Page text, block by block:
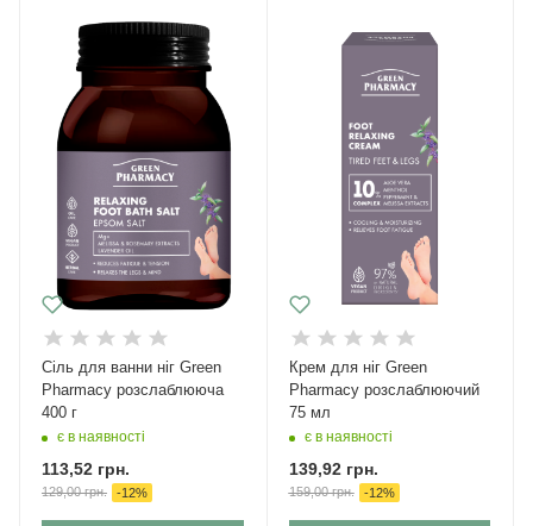
Сіль для ванни ніг Green
Рharmacy розслаблююча
400 г
є в наявності
113,52 грн.
129,00грн. -12%
Крем для ніг Green
Pharmacy розслаблюючий
75 мл
є в наявності
139,92грн.
159,00грн. -12%